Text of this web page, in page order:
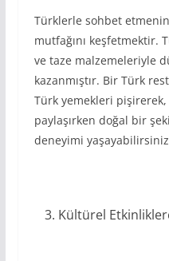
Türklerle sohbet
mutfağını keşfetmektir.
ve taze malzemeleriyle
kazanmıştır. Bir Türk
Türk yemekleri
paylaşırken doğal bir
deneyimi
Kültürel